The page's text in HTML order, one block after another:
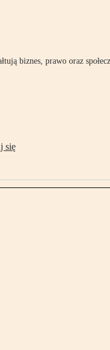
biznes, prawo oraz
się